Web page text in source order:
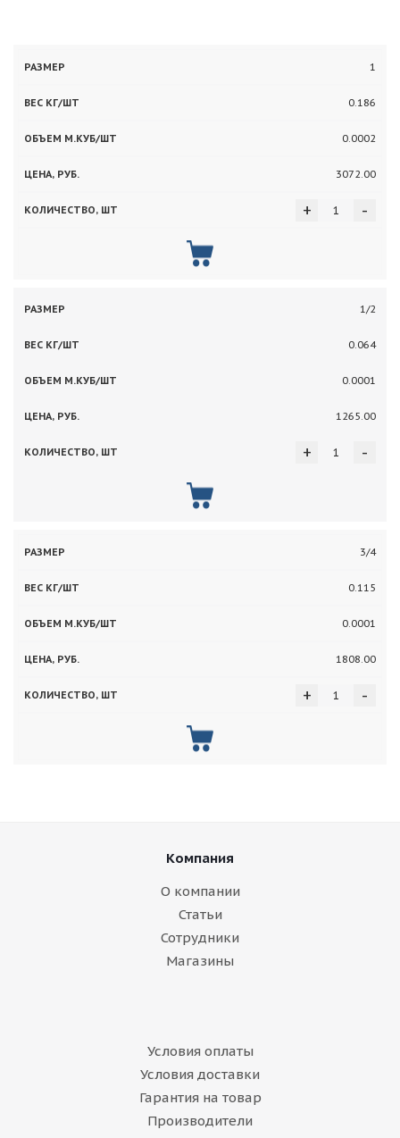
1
0.186
0.0002
3072.00
-
+
1/2
0.064
0.0001
1265.00
-
+
3/4
0.115
0.0001
1808.00
-
+
Компания
О компании
Статьи
Сотрудники
Магазины
Условия оплаты
Условия доставки
Гарантия на товар
Производители